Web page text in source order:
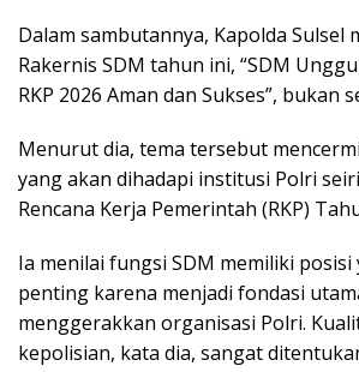
Dalam sambutannya, Kapolda Sulsel
Rakernis SDM tahun ini, “SDM
RKP 2026 Aman dan Sukses”, bukan
Menurut dia, tema tersebut
yang akan dihadapi institusi Polri
Rencana Kerja Pemerintah (RKP)
Ia menilai fungsi SDM memiliki
penting karena menjadi fondasi
menggerakkan organisasi Polri.
kepolisian, kata dia, sangat